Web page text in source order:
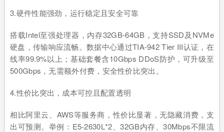
3.硬件性能强劲，运行稳定且安全可靠
搭载Intel至强处理器，内存32GB-64GB，支持SSD及NVMe
硬盘，传输响应流畅。数据中心通过TIA-942 Tier III认证，在
线率99.9%以上；基础套餐含10Gbps DDoS防护，可升级至
500Gbps，无需额外付费，安全性价比突出。
4.性价比突出，成本可控且配置透明
相比阿里云、AWS等服务商，性价比显著，无隐藏消费，支
出可预测。举例：E5-2630L*2、32GB内存、30Mbps不限流